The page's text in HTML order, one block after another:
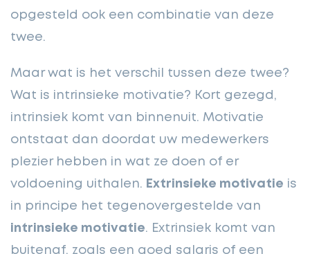
opgesteld ook een combinatie van deze
twee.
Maar wat is het verschil tussen deze twee?
Wat is intrinsieke motivatie? Kort gezegd,
intrinsiek komt van binnenuit. Motivatie
ontstaat dan doordat uw medewerkers
plezier hebben in wat ze doen of er
voldoening uithalen. Extrinsieke motivatie is
in principe het tegenovergestelde van
intrinsieke motivatie. Extrinsiek komt van
buitenaf, zoals een goed salaris of een